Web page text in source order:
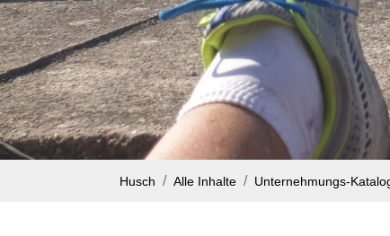
Husch Alle Inhalte Unternehmungs-